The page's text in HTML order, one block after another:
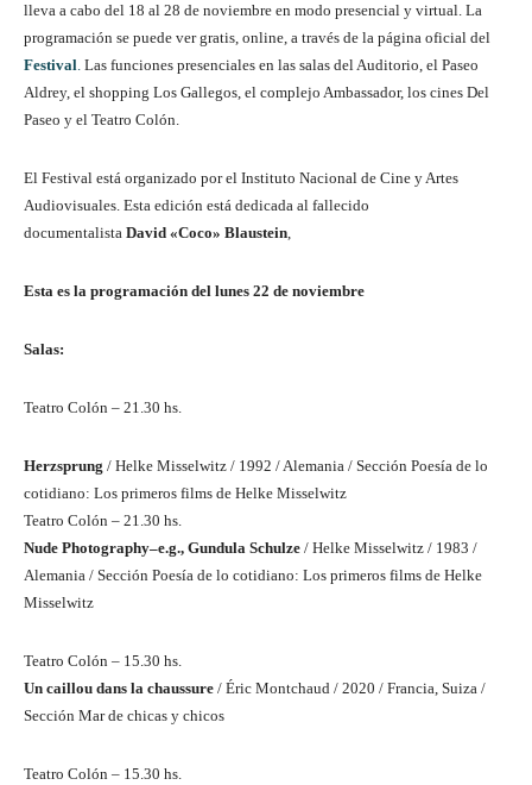
lleva a cabo del 18 al 28 de noviembre en modo presencial y virtual. La
programación se puede ver gratis, online, a través de la página oficial del
Festival. Las funciones presenciales en las salas del Auditorio, el Paseo
Aldrey, el shopping Los Gallegos, el complejo Ambassador, los cines Del
Paseo y el Teatro Colón.
El Festival está organizado por el Instituto Nacional de Cine y Artes
Audiovisuales. Esta edición está dedicada al fallecido
documentalista David «Coco» Blaustein,
Esta es la programación del lunes 22 de noviembre
Salas:
Teatro Colón – 21.30 hs.
Herzsprung / Helke Misselwitz / 1992 / Alemania / Sección Poesía de lo
cotidiano: Los primeros films de Helke Misselwitz
Teatro Colón – 21.30 hs.
Nude Photography–e.g., Gundula Schulze / Helke Misselwitz / 1983 /
Alemania / Sección Poesía de lo cotidiano: Los primeros films de Helke
Misselwitz
Teatro Colón – 15.30 hs.
Un caillou dans la chaussure / Éric Montchaud / 2020 / Francia, Suiza /
Sección Mar de chicas y chicos
Teatro Colón – 15.30 hs.